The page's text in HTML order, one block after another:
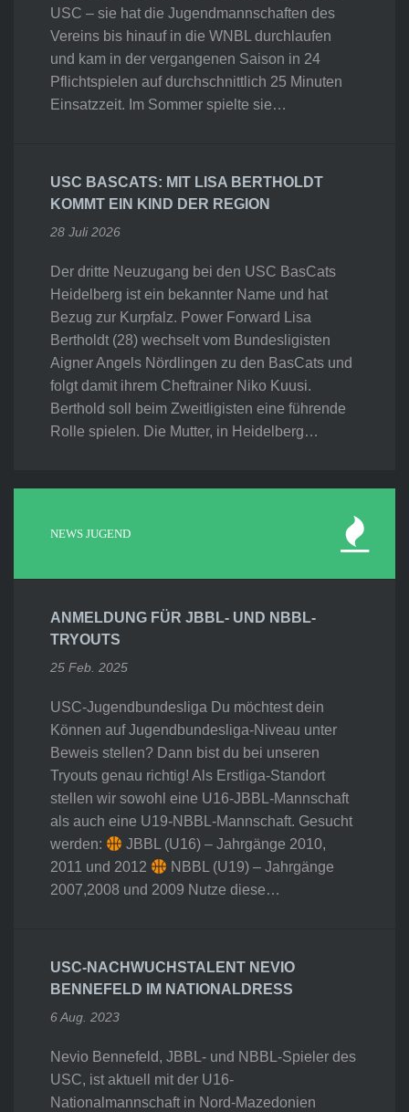
USC – sie hat die Jugendmannschaften des
Vereins bis hinauf in die WNBL durchlaufen
und kam in der vergangenen Saison in 24
Pflichtspielen auf durchschnittlich 25 Minuten
Einsatzzeit. Im Sommer spielte sie…
USC BASCATS: MIT LISA BERTHOLDT
KOMMT EIN KIND DER REGION
28 Juli 2026
Der dritte Neuzugang bei den USC BasCats
Heidelberg ist ein bekannter Name und hat
Bezug zur Kurpfalz. Power Forward Lisa
Bertholdt (28) wechselt vom Bundesligisten
Aigner Angels Nördlingen zu den BasCats und
folgt damit ihrem Cheftrainer Niko Kuusi.
Berthold soll beim Zweitligisten eine führende
Rolle spielen. Die Mutter, in Heidelberg…
NEWS JUGEND
ANMELDUNG FÜR JBBL- UND NBBL-
TRYOUTS
25 Feb. 2025
USC-Jugendbundesliga Du möchtest dein
Können auf Jugendbundesliga-Niveau unter
Beweis stellen? Dann bist du bei unseren
Tryouts genau richtig! Als Erstliga-Standort
stellen wir sowohl eine U16-JBBL-Mannschaft
als auch eine U19-NBBL-Mannschaft. Gesucht
werden:
JBBL (U16) – Jahrgänge 2010,
2011 und 2012
NBBL (U19) – Jahrgänge
2007,2008 und 2009 Nutze diese…
USC-NACHWUCHSTALENT NEVIO
BENNEFELD IM NATIONALDRESS
6 Aug. 2023
Nevio Bennefeld, JBBL- und NBBL-Spieler des
USC, ist aktuell mit der U16-
Nationalmannschaft in Nord-Mazedonien